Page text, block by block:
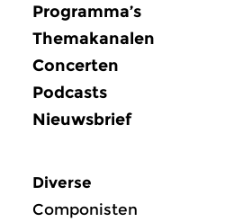
Programma’s
Themakanalen
Concerten
Podcasts
Nieuwsbrief
Diverse
Componisten